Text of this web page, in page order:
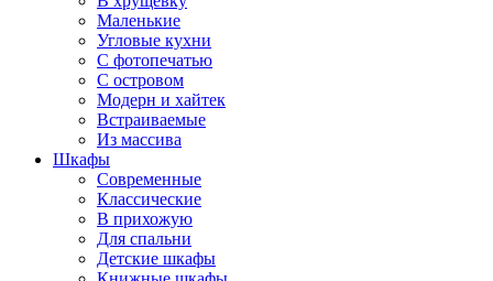
Маленькие
Угловые кухни
С фотопечатью
С островом
Модерн и хайтек
Встраиваемые
Из массива
Шкафы
Современные
Классические
В прихожую
Для спальни
Детские шкафы